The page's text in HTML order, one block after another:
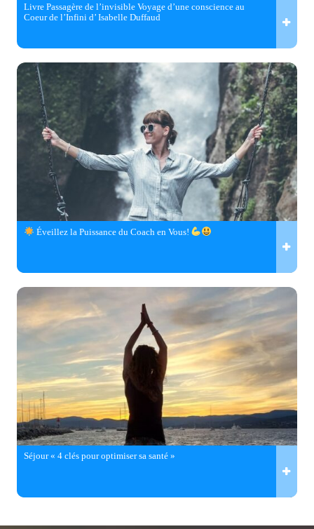
Livre Passagère de l’invisible Voyage d’une conscience au
Coeur de l’Infini d’ Isabelle Duffaud
Éveillez la Puissance du Coach en Vous!
Séjour « 4 clés pour optimiser sa santé »